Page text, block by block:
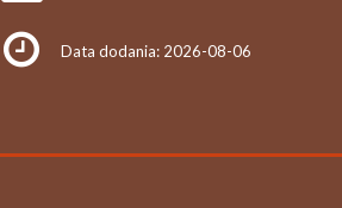
Data dodania: 2026-08-06